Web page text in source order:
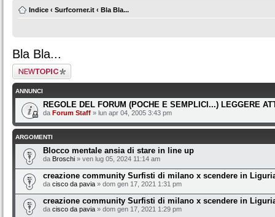
Indice ‹ Surfcorner.it ‹ Bla Bla...
Bla Bla...
Scrivi un nuovo
argomento
ANNUNCI
REGOLE DEL FORUM (POCHE E SEMPLICI...) LEGGERE
da Forum Staff » lun apr 04, 2005 3:43 pm
ARGOMENTI
Blocco mentale ansia di stare in line up
da Broschi » ven lug 05, 2024 11:14 am
creazione community Surfisti di milano x scendere in
da cisco da pavia » dom gen 17, 2021 1:31 pm
creazione community Surfisti di milano x scendere in
da cisco da pavia » dom gen 17, 2021 1:29 pm